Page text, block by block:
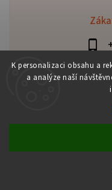
K personalizaci obsahu a
a analýze naší
Copyright 2026